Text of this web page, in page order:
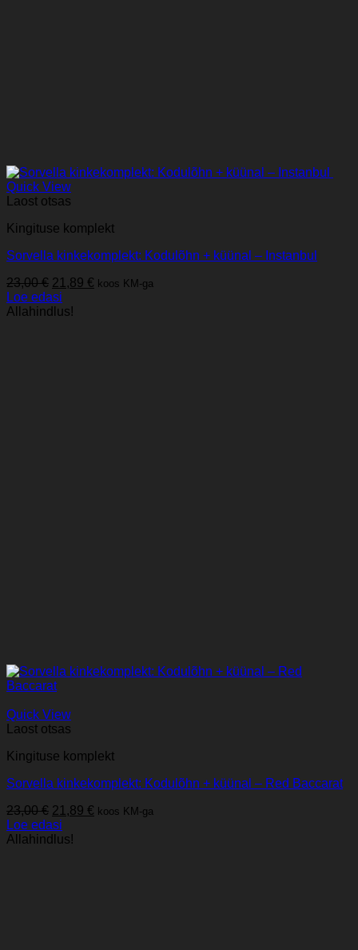
Quick View
Laost otsas
Kingituse komplekt
Sorvella kinkekomplekt: Kodulõhn + küünal – Instanbul
23,00€ Algne
hind
oli:
21,89 € Praegune
koos KM-ga
Loe edasi
Allahindlus!
Quick View
Laost otsas
Kingituse komplekt
Sorvella kinkekomplekt: Kodulõhn + küünal – Red Baccarat
23,00€ Algne
hind
oli:
21,89 € Praegune
koos KM-ga
Loe edasi
Allahindlus!